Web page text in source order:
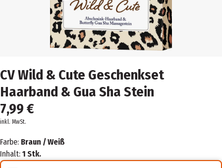
CV Wild & Cute Geschenkset
Haarband & Gua Sha Stein
7,99 €
inkl. MwSt.
Farbe: Braun / Weiß
Inhalt: 1 Stk.